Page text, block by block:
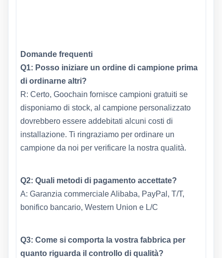
Domande frequenti
Q1: Posso iniziare un ordine di campione prima
di ordinarne altri?
R: Certo, Goochain fornisce campioni gratuiti se
disponiamo di stock, al campione personalizzato
dovrebbero essere addebitati alcuni costi di
installazione. Ti ringraziamo per ordinare un
campione da noi per verificare la nostra qualità.
Q2: Quali metodi di pagamento accettate?
A: Garanzia commerciale Alibaba, PayPal, T/T,
bonifico bancario, Western Union e L/C
Q3: Come si comporta la vostra fabbrica per
quanto riguarda il controllo di qualità?